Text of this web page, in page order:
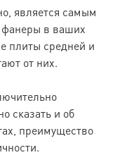
является самым
в ваших
плиты средней и
от них.
сказать и об
преимущество